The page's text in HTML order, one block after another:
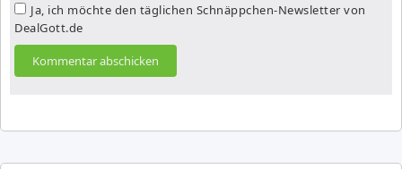
Ja, ich möchte den täglichen Schnäppchen-Newsletter von
DealGott.de